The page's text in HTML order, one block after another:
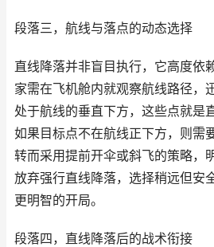
段落三，航线与落点的动态选择
直线降落并非盲目执行，它高度依
家需在飞机舱内就观察航线路径，
处于航线的垂直下方，这些点就是
如果目标点不在航线正下方，则需
转而采用提前开伞或斜飞的策略，
放弃强行直线降落，选择稍远但安
更明智的开局。
段落四，直线降落后的战术衔接